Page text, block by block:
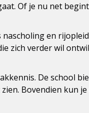
Of je nu net
nascholing en
zich verder wil
De school
Bovendien kun